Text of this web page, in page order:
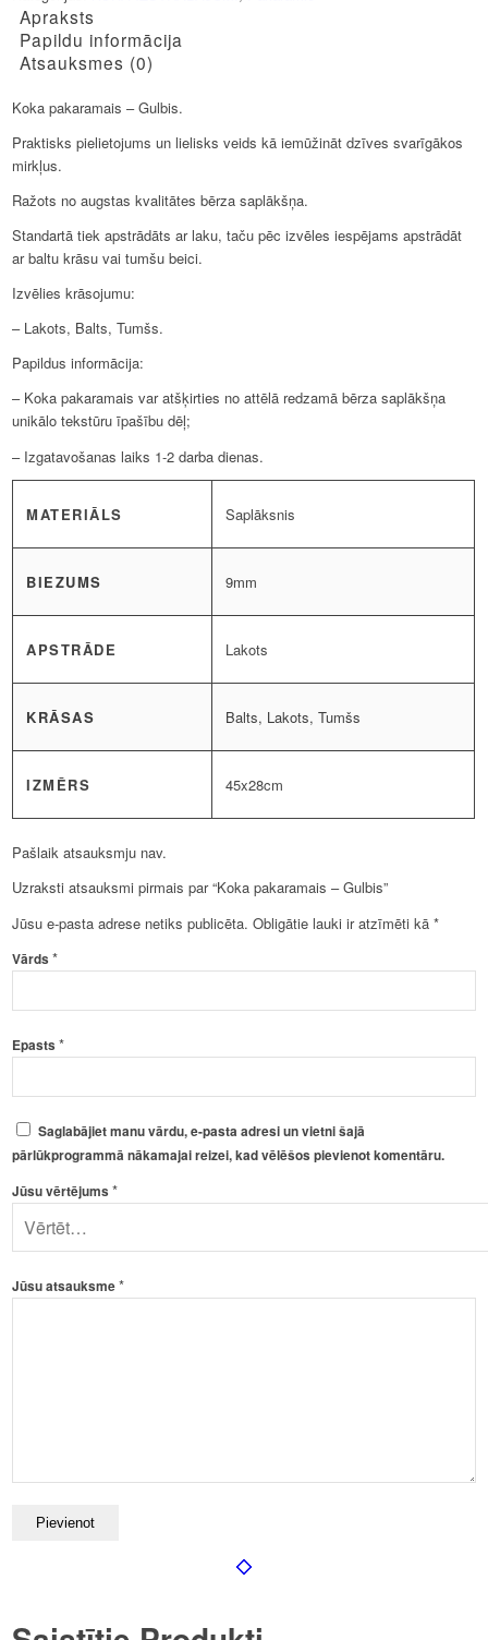
Apraksts
Papildu informācija
Atsauksmes (0)
Koka pakaramais – Gulbis.
Praktisks pielietojums un lielisks veids kā iemūžināt dzīves svarīgākos
mirkļus.
Ražots no augstas kvalitātes bērza saplākšņa.
Standartā tiek apstrādāts ar laku, taču pēc izvēles iespējams apstrādāt
ar baltu krāsu vai tumšu beici.
Izvēlies krāsojumu:
– Lakots, Balts, Tumšs.
Papildus informācija:
– Koka pakaramais var atšķirties no attēlā redzamā bērza saplākšņa
unikālo tekstūru īpašību dēļ;
– Izgatavošanas laiks 1-2 darba dienas.
MATERIĀLS Saplāksnis
BIEZUMS 9mm
APSTRĀDE Lakots
KRĀSAS Balts, Lakots, Tumšs
IZMĒRS 45x28cm
Pašlaik atsauksmju nav.
Uzraksti atsauksmi pirmais par “Koka pakaramais – Gulbis”
Jūsu e-pasta adrese netiks publicēta. Obligātie lauki ir atzīmēti kā*
Vārds*
Epasts*
Saglabājiet manu vārdu, e-pasta adresi un vietni šajā
pārlūkprogrammā nākamajai reizei, kad vēlēšos pievienot komentāru.
Jūsu vērtējums*
Jūsu atsauksme*